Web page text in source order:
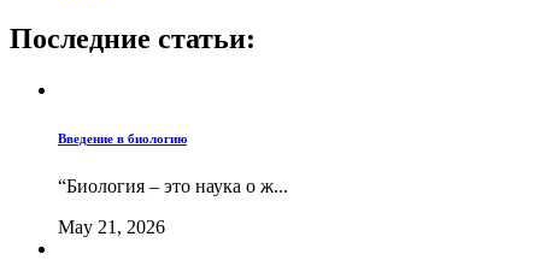
Последние статьи:
Введение в биологию
“Биология – это наука о ж...
May 21, 2026